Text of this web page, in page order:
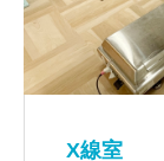
X線室